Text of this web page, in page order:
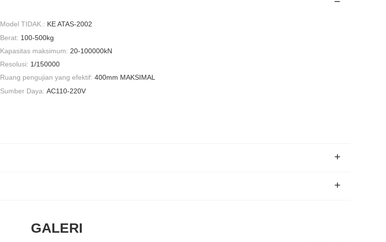
Model TIDAK.: KE ATAS-2002
Berat: 100-500kg
Kapasitas maksimum: 20-100000kN
Resolusi: 1/150000
Ruang pengujian yang efektif: 400mm MAKSIMAL
Sumber Daya: AC110-220V
GALERI